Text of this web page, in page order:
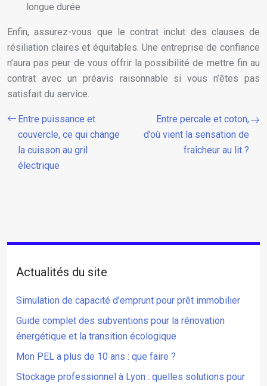
longue durée
Enfin, assurez-vous que le contrat inclut des clauses de
résiliation claires et équitables. Une entreprise de confiance
n’aura pas peur de vous offrir la possibilité de mettre fin au
contrat avec un préavis raisonnable si vous n’êtes pas
satisfait du service.
Entre puissance et
couvercle, ce qui change
la cuisson au gril
électrique
Entre percale et coton,
d’où vient la sensation de
fraîcheur au lit ?
Actualités du site
Simulation de capacité d’emprunt pour prêt immobilier
Guide complet des subventions pour la rénovation
énergétique et la transition écologique
Mon PEL a plus de 10 ans : que faire ?
Stockage professionnel à Lyon : quelles solutions pour